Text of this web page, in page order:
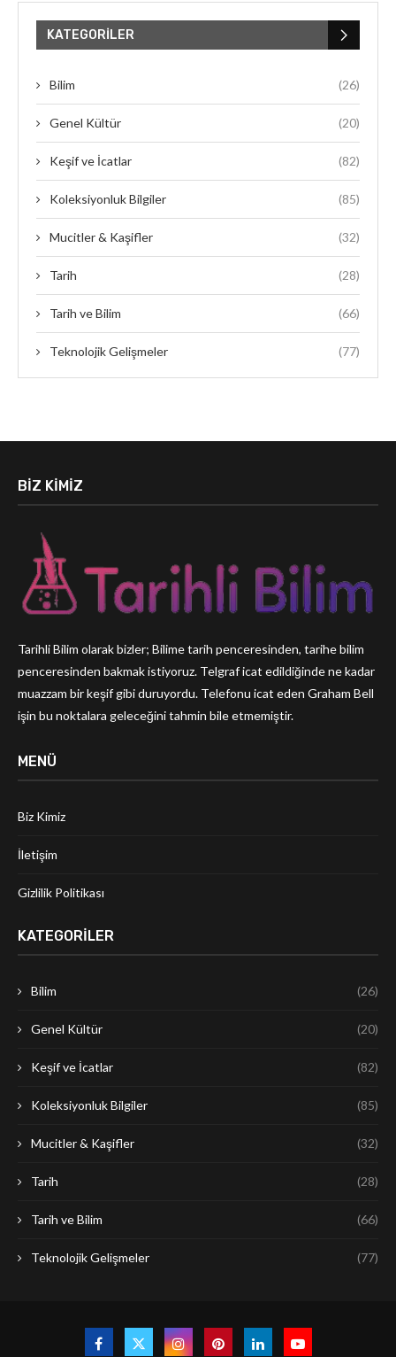
KATEGORILER
Bilim (26)
Genel Kültür (20)
Keşif ve İcatlar (82)
Koleksiyonluk Bilgiler (85)
Mucitler & Kaşifler (32)
Tarih (28)
Tarih ve Bilim (66)
Teknolojik Gelişmeler (77)
BIZ KIMIZ
Tarihli Bilim olarak bizler; Bilime tarih penceresinden, tarihe bilim
penceresinden bakmak istiyoruz. Telgraf icat edildiğinde ne kadar
muazzam bir keşif gibi duruyordu. Telefonu icat eden Graham Bell
işin bu noktalara geleceğini tahmin bile etmemiştir.
MENÜ
Biz Kimiz
İletişim
Gizlilik Politikası
KATEGORILER
Bilim (26)
Genel Kültür (20)
Keşif ve İcatlar (82)
Koleksiyonluk Bilgiler (85)
Mucitler & Kaşifler (32)
Tarih (28)
Tarih ve Bilim (66)
Teknolojik Gelişmeler (77)